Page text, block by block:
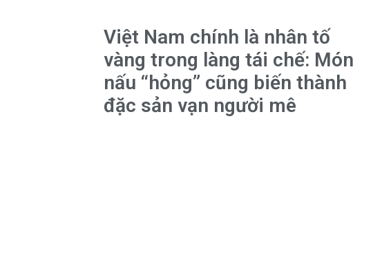
Việt Nam chính là nhân tố
vàng trong làng tái chế: Món
nấu “hỏng” cũng biến thành
đặc sản vạn người mê